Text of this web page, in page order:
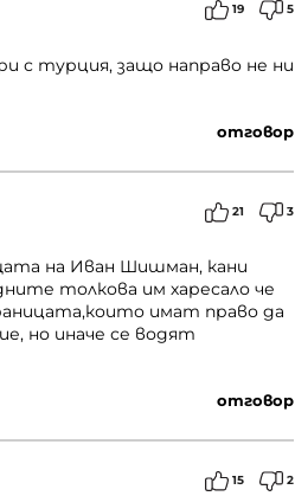
19 5
с турция, защо направо не ни
отговор
21 3
на Иван Шишман, кани
толкова им харесало че
имат право да
но иначе се водят
отговор
15 2